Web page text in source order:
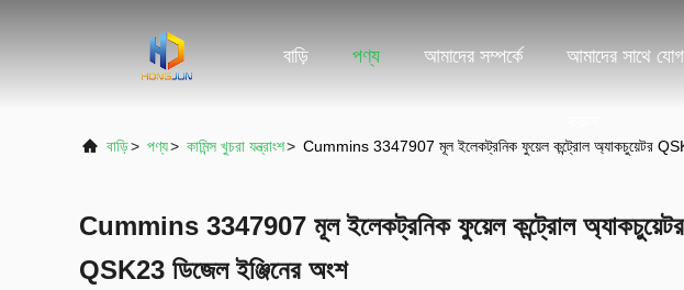
বাড়ি পণ্য আমাদের সম্পর্কে আমাদের সাথে
বাড়ি> পণ্য> কামিন্স খুচরা যন্ত্রাংশ> Cummins 3347907 মূল ইলেকট্রনিক ফুয়েল কন্ট্রোল অ্যাকচুয়েটর
Cummins 3347907 মূল ইলেকট্রনিক ফুয়েল কন্ট্রোল অ্যাকচুয়েটর
QSK23 ডিজেল ইঞ্জিনের অংশ